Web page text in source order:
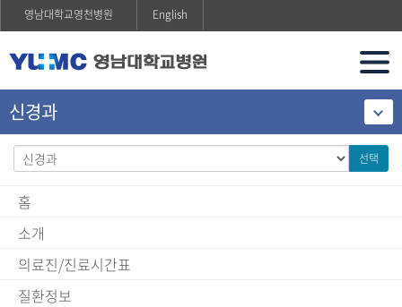
영남대학교영천병원 English
신경과
선택
홈
소개
의료진/진료시간표
질환정보